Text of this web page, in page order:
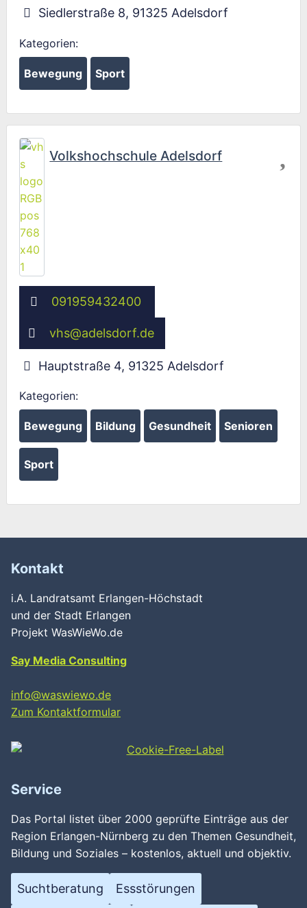
Siedlerstraße 8, 91325 Adelsdorf
Kategorien:
Bewegung Sport
Volkshochschule Adelsdorf
091959432400
vhs@adelsdorf.de
Hauptstraße 4, 91325 Adelsdorf
Kategorien:
Bewegung Bildung Gesundheit Senioren
Sport
Wird geladen …
Kontakt
i.A. Landratsamt Erlangen-Höchstadt
und der Stadt Erlangen
Projekt WasWieWo.de
Say Media Consulting
info@waswiewo.de
Zum Kontaktformular
Service
Das Portal listet über 2000 geprüfte Einträge aus der
Region Erlangen-Nürnberg zu den Themen Gesundheit,
Bildung und Soziales – kostenlos, aktuell und objektiv.
Suchtberatung Essstörungen